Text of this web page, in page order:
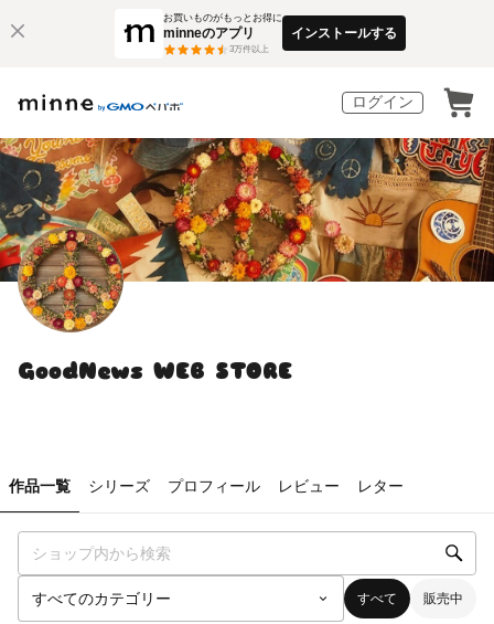
お買いものがもっとお得に
minneのアプリ
3万件以上
インストールする
ログイン
GoodNews WEB STORE
作品一覧 シリーズ プロフィール レビュー レター
すべて 販売中